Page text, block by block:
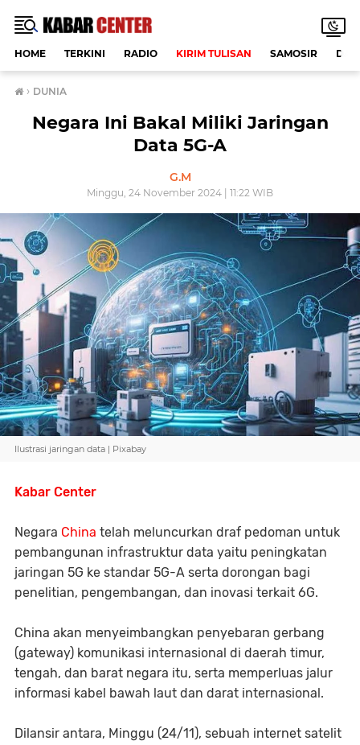
HOME TERKINI RADIO KIRIM TULISAN SAMOSIR
› DUNIA
Negara Ini Bakal Miliki Jaringan
Data 5G-A
G.M
Minggu, 24 November 2024 | 11:22 WIB
Ilustrasi jaringan data | Pixabay
Kabar Center
Negara China telah meluncurkan draf pedoman untuk
pembangunan infrastruktur data yaitu peningkatan
jaringan 5G ke standar 5G-A serta dorongan bagi
penelitian, pengembangan, dan inovasi terkait 6G.
China akan menyeimbangkan penyebaran gerbang
(gateway) komunikasi internasional di daerah timur,
tengah, dan barat negara itu, serta memperluas jalur
informasi kabel bawah laut dan darat internasional.
Dilansir antara, Minggu (24/11), sebuah internet satelit